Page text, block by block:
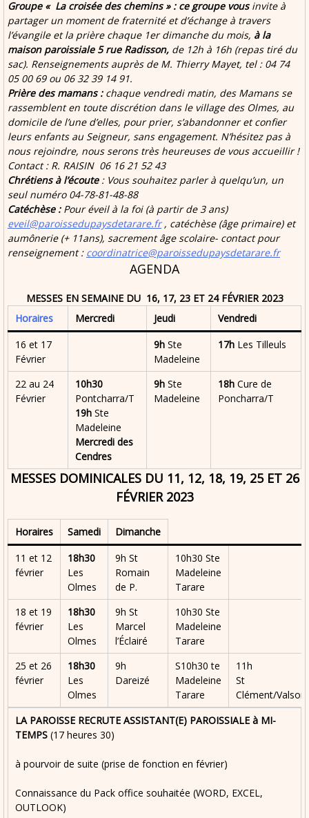
Groupe « La croisée des chemins » : ce groupe vousinvite à
partager un moment de fraternité et d’échange à travers
l’évangile et la prière chaque 1er dimanche du mois, à la
maison paroissiale 5 rue Radisson, de 12h à 16h (repas tiré du
sac). Renseignements auprès de M. Thierry Mayet, tel : 04 74
05 00 69 ou 06 32 39 14 91.
Prière des mamans :chaque vendredi matin, des Mamans se
rassemblent en toute discrétion dans le village des Olmes, au
domicile de l’une d’elles, pour prier, s’abandonner et confier
leurs enfants au Seigneur, sans engagement. N’hésitez pas à
nous rejoindre, nous serons très heureuses de vous accueillir !
Contact : R. RAISIN 06 16 21 52 43
Chrétiens à l’écoute: Vous souhaitez parler à quelqu’un, un
seul numéro 04-78-81-48-88
Catéchèse : Pour éveil à la foi (à partir de 3 ans)
eveil@paroissedupaysdetarare.fr, catéchèse (âge primaire) et
aumônerie (+ 11ans), sacrement âge scolaire- contact pour
renseignement : coordinatrice@paroissedupaysdetarare.fr
AGENDA
MESSES EN SEMAINE DU 16, 17, 23 ET 24 FÉVRIER 2023
Horaires
Mercredi Jeudi
Vendredi
16 et 17
Février
9h Ste
Madeleine
17h Les Tilleuls
22 au 24
Février
10h30
Pontcharra/T
19h Ste
Madeleine
Mercredi des
Cendres
9h Ste
Madeleine
18h Cure de
Poncharra/T
MESSES DOMINICALES DU 11, 12, 18, 19, 25 ET 26
FÉVRIER 2023
Horaires Samedi
Dimanche
11 et 12
février
18h30
Les
Olmes
9h St
Romain
de P.
10h30 Ste
Madeleine
Tarare
18 et 19
février
18h30
Les
Olmes
9h St
Marcel
l’Éclairé
10h30 Ste
Madeleine
Tarare
25 et 26
février
18h30
Les
Olmes
9h
Dareizé
S10h30 te
Madeleine
Tarare
11h
St
Clément/
LA PAROISSE RECRUTE ASSISTANT(E) PAROISSIALE à MI-
TEMPS (17 heures 30)
à pourvoir de suite (prise de fonction en février)
Connaissance du Pack office souhaitée (WORD, EXCEL,
OUTLOOK)